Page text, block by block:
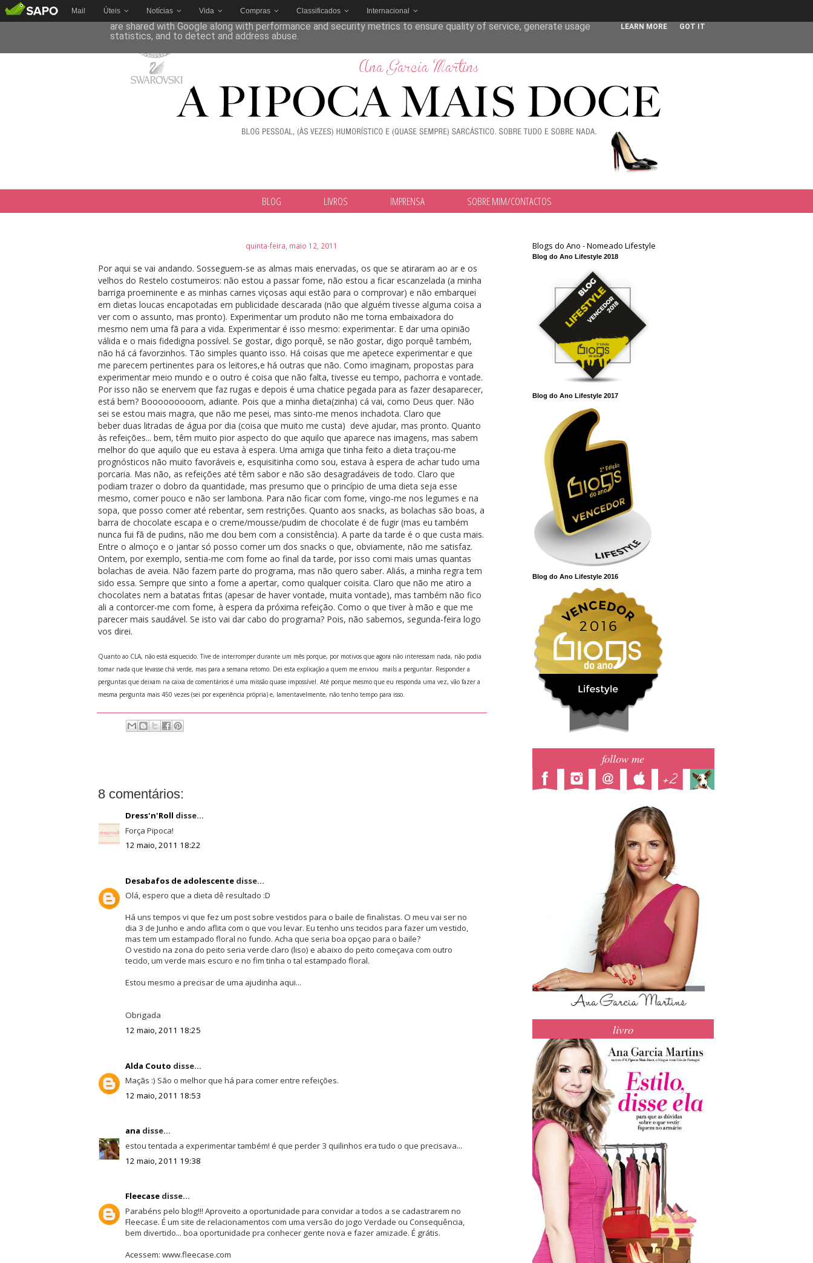
Mail Úteis Notícias Vida Compras Classificados Internacional
BLOG LIVROS IMPRENSA SOBRE MIM/CONTACTOS
quinta-feira, maio 12, 2011
Por aqui se vai andando. Sosseguem-se as almas mais enervadas, os que se atiraram ao ar e os
velhos do Restelo costumeiros: não estou a passar fome, não estou a ficar escanzelada (a minha
barriga proeminente e as minhas carnes viçosas aqui estão para o comprovar) e não embarquei
em dietas loucas encapotadas em publicidade descarada (não que alguém tivesse alguma coisa a
ver com o assunto, mas pronto). Experimentar um produto não me torna embaixadora do
mesmo nem uma fã para a vida. Experimentar é isso mesmo: experimentar. E dar uma opinião
válida e o mais fidedigna possível. Se gostar, digo porquê, se não gostar, digo porquê também,
não há cá favorzinhos. Tão simples quanto isso. Há coisas que me apetece experimentar e que
me parecem pertinentes para os leitores,e há outras que não. Como imaginam, propostas para
experimentar meio mundo e o outro é coisa que não falta, tivesse eu tempo, pachorra e vontade.
Por isso não se enervem que faz rugas e depois é uma chatice pegada para as fazer desaparecer,
está bem? Booooooooom, adiante. Pois que a minha dieta(zinha) cá vai, como Deus quer. Não
sei se estou mais magra, que não me pesei, mas sinto-me menos inchadota. Claro que
beber duas litradas de água por dia (coisa que muito me custa) deve ajudar, mas pronto. Quanto
às refeições... bem, têm muito pior aspecto do que aquilo que aparece nas imagens, mas sabem
melhor do que aquilo que eu estava à espera. Uma amiga que tinha feito a dieta traçou-me
prognósticos não muito favoráveis e, esquisitinha como sou, estava à espera de achar tudo uma
porcaria. Mas não, as refeições até têm sabor e não são desagradáveis de todo. Claro que
podiam trazer o dobro da quantidade, mas presumo que o princípio de uma dieta seja esse
mesmo, comer pouco e não ser lambona. Para não ficar com fome, vingo-me nos legumes e na
sopa, que posso comer até rebentar, sem restrições. Quanto aos snacks, as bolachas são boas, a
barra de chocolate escapa e o creme/mousse/pudim de chocolate é de fugir (mas eu também
nunca fui fã de pudins, não me dou bem com a consistência). A parte da tarde é o que custa mais.
Entre o almoço e o jantar só posso comer um dos snacks o que, obviamente, não me satisfaz.
Ontem, por exemplo, sentia-me com fome ao final da tarde, por isso comi mais umas quantas
bolachas de aveia. Não fazem parte do programa, mas não quero saber. Aliás, a minha regra tem
sido essa. Sempre que sinto a fome a apertar, como qualquer coisita. Claro que não me atiro a
chocolates nem a batatas fritas (apesar de haver vontade, muita vontade), mas também não fico
ali a contorcer-me com fome, à espera da próxima refeição. Como o que tiver à mão e que me
parecer mais saudável. Se isto vai dar cabo do programa? Pois, não sabemos, segunda-feira logo
vos direi.
Quanto ao CLA, não está esquecido. Tive de interromper durante um mês porque, por motivos que agora não interessam nada, não podia
tomar nada que levasse chá verde, mas para a semana retomo. Dei esta explicação a quem me enviou mails a perguntar. Responder a
perguntas que deixam na caixa de comentários é uma missão quase impossível. Até porque mesmo que eu responda uma vez, vão fazer a
mesma pergunta mais 450 vezes (sei por experiência própria) e, lamentavelmente, não tenho tempo para isso.
8 comentários:
Dress'n'Roll disse...
Força Pipoca!
12 maio, 2011 18:22
Desabafos de adolescentedisse...
Olá, espero que a dieta dê resultado :D
Há uns tempos vi que fez um post sobre vestidos para o baile de finalistas. O meu vai ser no
dia 3 de Junho e ando aflita com o que vou levar. Eu tenho uns tecidos para fazer um vestido,
mas tem um estampado floral no fundo. Acha que seria boa opçao para o baile?
O vestido na zona do peito seria verde claro (liso) e abaixo do peito começava com outro
tecido, um verde mais escuro e no fim tinha o tal estampado floral.
Estou mesmo a precisar de uma ajudinha aqui...
Obrigada
12 maio, 2011 18:25
Alda Couto disse...
Maçãs :) São o melhor que há para comer entre refeições.
12 maio, 2011 18:53
ana disse...
estou tentada a experimentar também! é que perder 3 quilinhos era tudo o que precisava...
12 maio, 2011 19:38
Fleecasedisse...
Parabéns pelo blog!!! Aproveito a oportunidade para convidar a todos a se cadastrarem no
Fleecase. É um site de relacionamentos com uma versão do jogo Verdade ou Consequência,
bem divertido... boa oportunidade pra conhecer gente nova e fazer amizade. É grátis.
Acessem: www.fleecase.com
Blogs do Ano - Nomeado Lifestyle
Blog do Ano Lifestyle 2018
Blog do Ano Lifestyle 2017
Blog do Ano Lifestyle 2016
follow me
livro
This site uses cookies from Google to deliver its services and to analyze traffic. Your IP address and user-agent
are shared with Google along with performance and security metrics to ensure quality of service, generate usage
statistics, and to detect and address abuse.
LEARN MORE GOT IT